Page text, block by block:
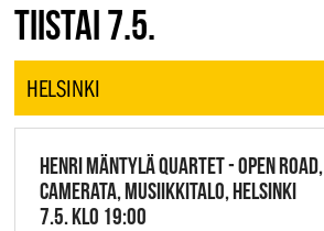
JAZZ FINLAND LIVE
TIISTAI 7.5.
HELSINKI
HENRI MÄNTYLÄ QUARTET - OPEN ROAD,
CAMERATA, MUSIIKKITALO, HELSINKI
7.5. KLO 19:00